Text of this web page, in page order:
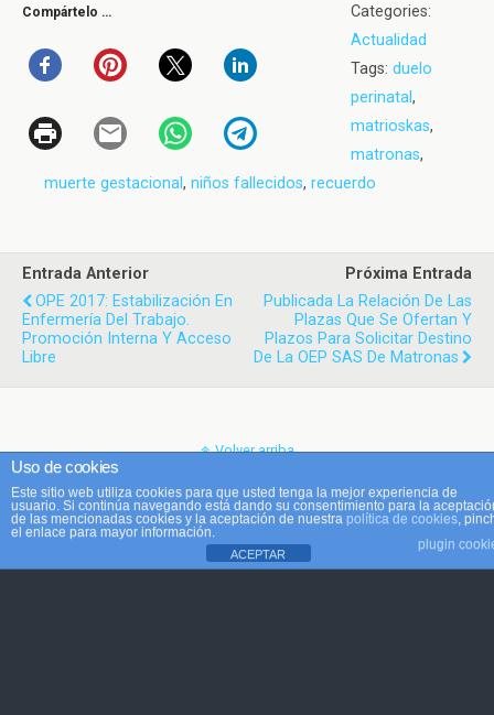
Compártelo …
Categories:
Actualidad
Tags: duelo
perinatal,
matrioskas,
matronas,
muerte gestacional, niños fallecidos, recuerdo
Entrada Anterior
OPE 2017: Estabilización En
Enfermería Del Trabajo.
Promoción Interna Y Acceso
Libre
Próxima Entrada
Publicada La Relación De Las
Plazas Que Se Ofertan Y
Plazos Para Solicitar Destino
De La OEP SAS De Matronas
Volver arriba
Móvil Escritorio
Uso de cookies
Este sitio web utiliza cookies para que usted tenga la mejor experiencia de
usuario. Si continúa navegando está dando su consentimiento para la
de las mencionadas cookies y la aceptación de nuestra política de cookies,
el enlace para mayor información.
plugin
ACEPTAR